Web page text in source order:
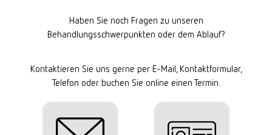
Haben Sie noch Fragen zu unseren
Behandlungsschwerpunkten oder dem Ablauf?
Kontaktieren Sie uns gerne per E-Mail, Kontaktformular,
Telefon oder buchen Sie online einen Termin.